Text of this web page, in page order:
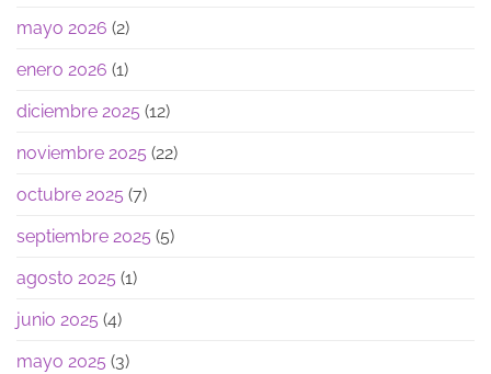
mayo 2026 (2)
enero 2026 (1)
diciembre 2025 (12)
noviembre 2025 (22)
octubre 2025 (7)
septiembre 2025 (5)
agosto 2025 (1)
junio 2025 (4)
mayo 2025 (3)